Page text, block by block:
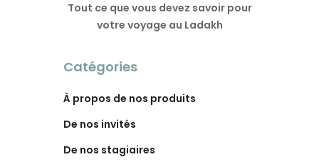
Tout ce que vous devez savoir pour
votre voyage au Ladakh
Catégories
À propos de nos produits
De nos invités
De nos stagiaires